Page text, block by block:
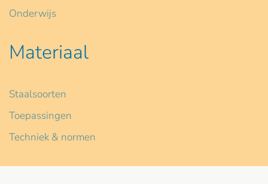
Onderwijs
Materiaal
Staalsoorten
Toepassingen
Techniek & normen